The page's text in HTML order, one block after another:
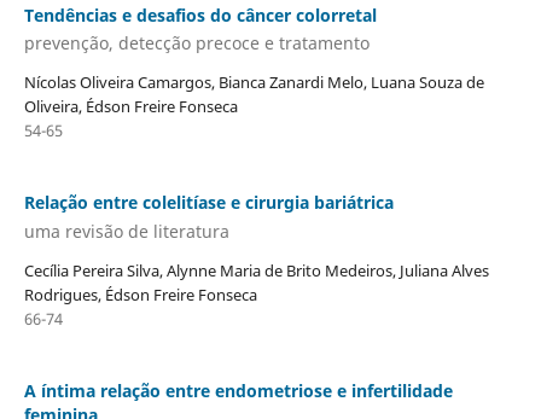
Tendências e desafios do câncer colorretal
prevenção, detecção precoce e tratamento
Nícolas Oliveira Camargos, Bianca Zanardi Melo, Luana Souza de
Oliveira, Édson Freire Fonseca
54-65
Relação entre colelitíase e cirurgia bariátrica
uma revisão de literatura
Cecília Pereira Silva, Alynne Maria de Brito Medeiros, Juliana Alves
Rodrigues, Édson Freire Fonseca
66-74
A íntima relação entre endometriose e infertilidade